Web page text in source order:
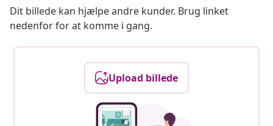
Dit billede kan hjælpe andre kunder. Brug linket
nedenfor for at komme i gang.
Upload billede